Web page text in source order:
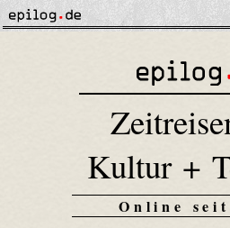
Kultur +
Online seit